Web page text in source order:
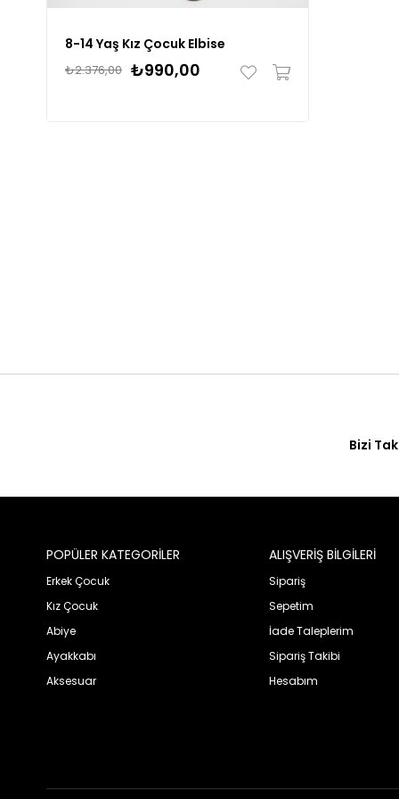
8-14 Yaş Kız Çocuk Elbise
₺990,00
₺2.376,00
Bizi
POPÜLER KATEGORİLER
Erkek Çocuk
Kız Çocuk
Abiye
Ayakkabı
Aksesuar
ALIŞVERİŞ BİLGİLERİ
Sipariş
Sepetim
İade Taleplerim
Sipariş Takibi
Hesabım